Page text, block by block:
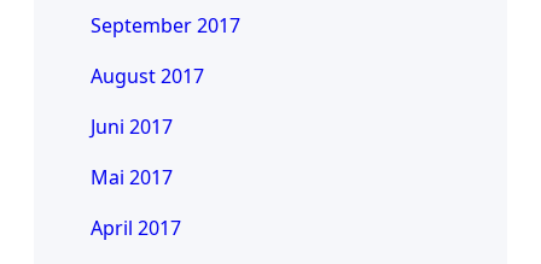
September 2017
August 2017
Juni 2017
Mai 2017
April 2017